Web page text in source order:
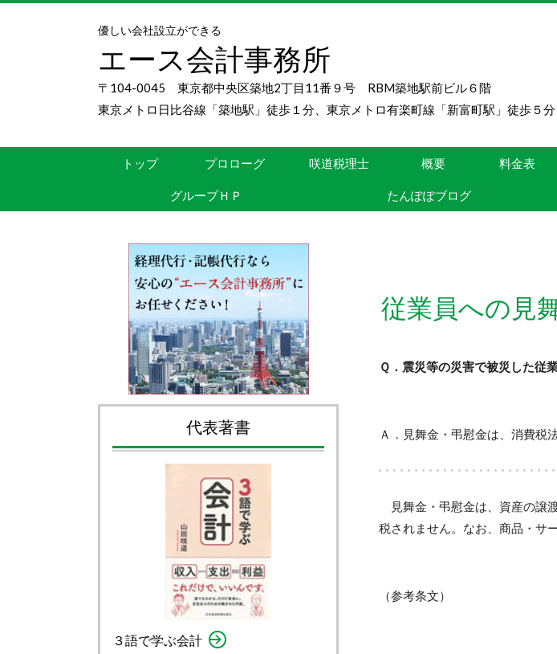
優しい会社設立ができる
エース会計事務所
〒104-0045 東京都中央区築地2丁目11番９号 RBM築地駅前ビル６階
東京メトロ日比谷線「築地駅」徒歩１分、東京メトロ有楽町線「新富町駅」徒歩５分
トップ プロローグ 咲道税理士 概要 料金表
グループＨＰ たんぽぽブログ
従業員への見
Ｑ．震災等の災害で被災した従
Ａ．見舞金・弔慰金は、消費税
見舞金・弔慰金は、資産の譲
税されません。なお、商品・サ
（参考条文）
代表著書
３語で学ぶ会計